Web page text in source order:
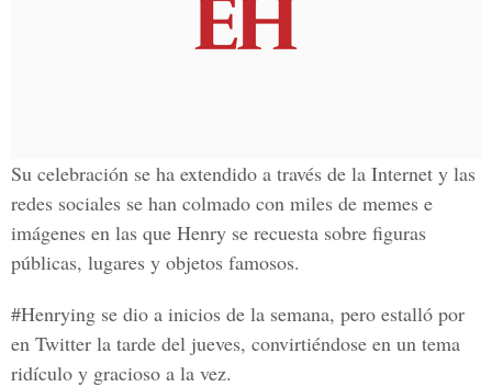
Su celebración se ha extendido a través de la Internet y las
redes sociales se han colmado con miles de memes e
imágenes en las que Henry se recuesta sobre figuras
públicas, lugares y objetos famosos.
#Henrying se dio a inicios de la semana, pero estalló por
en Twitter la tarde del jueves, convirtiéndose en un tema
ridículo y gracioso a la vez.